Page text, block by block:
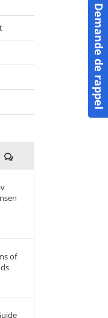
Commentaires
of
Demande de rappel